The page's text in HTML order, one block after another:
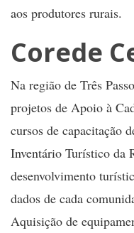
aos produtores rurais.
Corede
Na região de Três
projetos de Apoio à
cursos de capacitação
Inventário Turístico da
desenvolvimento
dados de cada
Aquisição de